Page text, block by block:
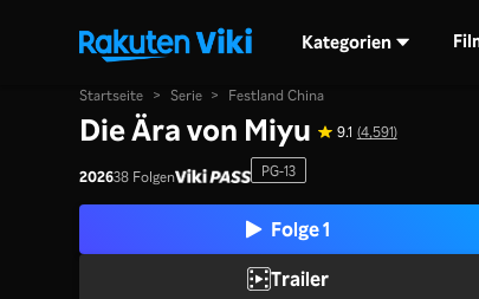
Kategorien
Startseite > Serie > Festland China
Die Ära von Miyu 9.1 (4,591)
202638 Folgen PG-13
Folge 1
Trailer